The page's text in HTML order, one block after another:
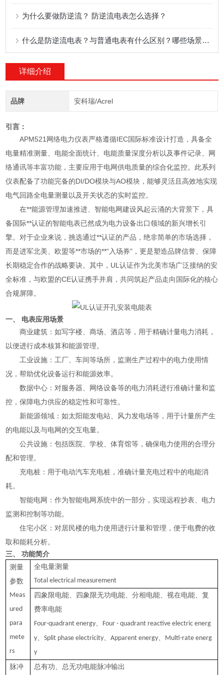
为什么要做防逆流？ 防逆流电表怎么选择？
什么是防逆流电表？与普通电表有什么区别？哪些场景会用到防逆流电表？
详细介绍
品牌 安科瑞/Acrel
引言：
APM521网络电力仪表严格遵循IEC国际标准设计打造，具备全
电量精准测量、电能全面统计、电能质量深度分析以及事件记录、网
络通讯等丰富功能，主要应用于电网供电质量的综合化监控。此系列
仪表配备了功能完备的DI/DO模块与AO模块，能够灵活且高效地实现
电气回路全电量测量以及开关状态的实时监控。
在**能源管理加速推进、智能电网建设风起云涌的大背景下，具
备国际**认证的智能电表已然成为电力设备出口领域的新兴增长引
擎。对于企业来说，挑选通过**认证的产品，绝非简单的市场选择，
而是进军北美、欧盟等**市场的**“入场券"，更是塑造品牌信誉、保障
长期稳定合作的战略要诀。其中，UL认证作为北美市场广泛接纳的安
全标准，与欧盟的CE认证携手并肩，共同筑起产品走向国际化的核心
合规屏障。
一、 电表应用场景
商业建筑：如写字楼、商场、酒店等，用于精确计量电力消耗，
以便进行成本核算和能源管理。
工业设施：工厂、车间等场所，监测生产过程中的电力使用情
况，帮助优化设备运行和能源效率。
数据中心：对服务器、网络设备等的电力消耗进行准确计量和监
控，保障电力供应的稳定性和可靠性。
新能源领域：如太阳能发电站、风力发电场等，用于计量所产生
的电能以及与电网的交互电量。
公共设施：包括医院、学校、体育馆等，确保电力使用的合理分
配和管理。
充电桩：用于电动汽车充电桩，准确计量充电过程中的电能消
耗。
智能电网：作为智能电网系统中的一部分，实现远程抄表、电力
监测和控制等功能。
住宅小区：对居民楼的电力使用进行计量和管理，便于电费的收
取和能耗分析。
三、 功能简介
测量
参数
Meas
ured
para
mete
rs
全电量测量
Total electrical measurement
四象限电能、四象限无功电能、分相电能、视在电能、复
费率电能
Four-quadrant energy、 Four - quadrant reactive electric energ
y、Split phase electricity、Apparent energy、 Multi-rate energ
y
脉冲
总有功、总无功电能脉冲输出